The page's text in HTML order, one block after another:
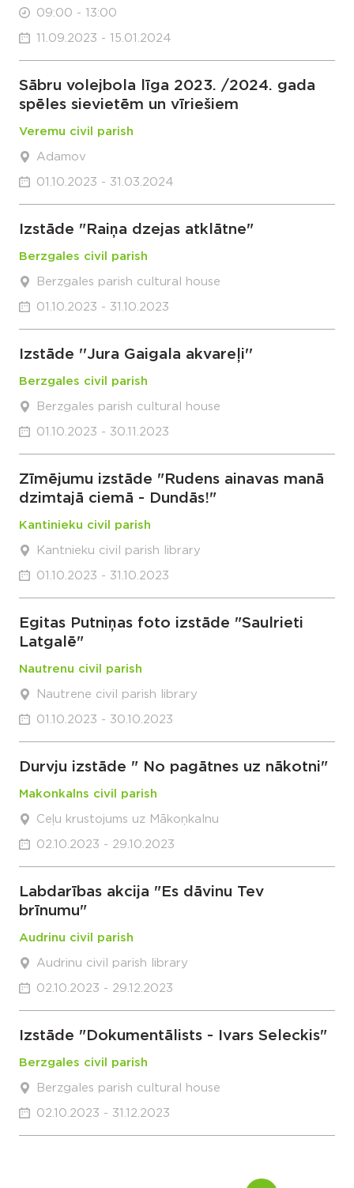
09:00 - 13:00
11.09.2023 - 15.01.2024
Sābru volejbola līga 2023. /2024. gada
spēles sievietēm un vīriešiem
Veremu civil parish
Adamov
01.10.2023 - 31.03.2024
Izstāde "Raiņa dzejas atklātne"
Berzgales civil parish
Berzgales parish cultural house
01.10.2023 - 31.10.2023
Izstāde ''Jura Gaigala akvareļi''
Berzgales civil parish
Berzgales parish cultural house
01.10.2023 - 30.11.2023
Zīmējumu izstāde "Rudens ainavas manā
dzimtajā ciemā - Dundās!"
Kantinieku civil parish
Kantnieku civil parish library
01.10.2023 - 31.10.2023
Egitas Putniņas foto izstāde "Saulrieti
Latgalē"
Nautrenu civil parish
Nautrene civil parish library
01.10.2023 - 30.10.2023
Durvju izstāde " No pagātnes uz nākotni"
Makonkalns civil parish
Ceļu krustojums uz Mākoņkalnu
02.10.2023 - 29.10.2023
Labdarības akcija "Es dāvinu Tev
brīnumu"
Audrinu civil parish
Audrinu civil parish library
02.10.2023 - 29.12.2023
Izstāde "Dokumentālists - Ivars Seleckis"
Berzgales civil parish
Berzgales parish cultural house
02.10.2023 - 31.12.2023